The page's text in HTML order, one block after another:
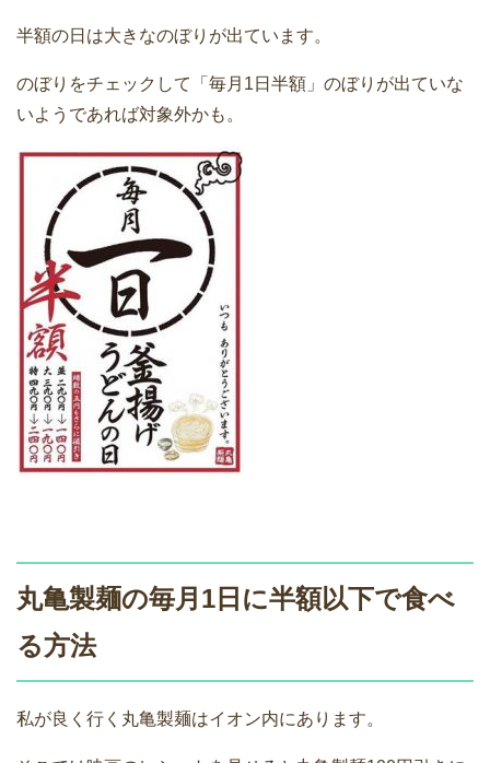
半額の日は大きなのぼりが出ています。
のぼりをチェックして「毎月1日半額」のぼりが出ていな
いようであれば対象外かも。
丸亀製麺の毎月1日に半額以下で食べ
る方法
私が良く行く丸亀製麺はイオン内にあります。